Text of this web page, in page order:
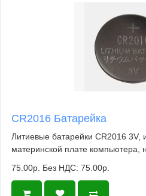
CR2016 Батарейка
Литиевые батарейки CR2016 3V,
материнской плате компьютера,
75.00р. Без НДС: 75.00р.